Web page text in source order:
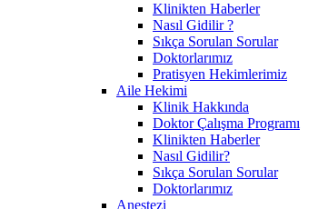
Klinikten Haberler
Nasıl Gidilir ?
Sıkça Sorulan Sorular
Doktorlarımız
Pratisyen Hekimlerimiz
Aile Hekimi
Klinik Hakkında
Doktor Çalışma Programı
Klinikten Haberler
Nasıl Gidilir?
Sıkça Sorulan Sorular
Doktorlarımız
Anestezi